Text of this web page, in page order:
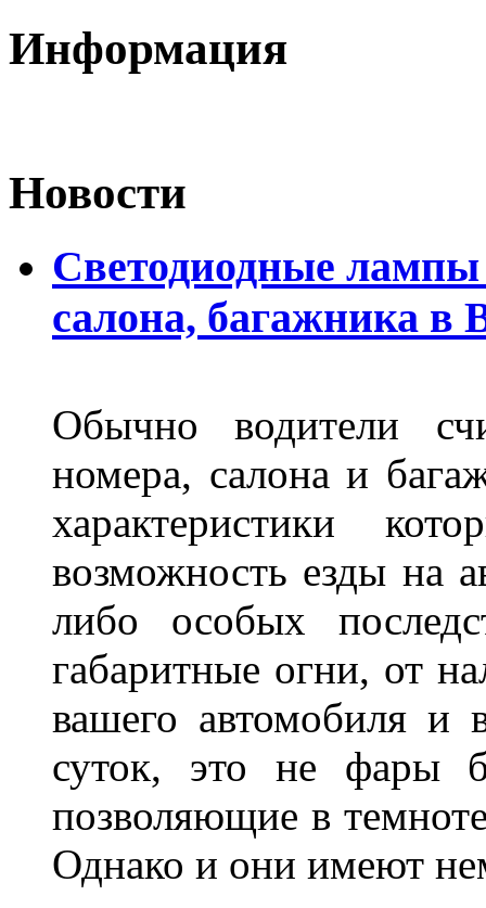
Информация
Новости
Светодиодные лампы
салона, багажника в
Обычно водители
номера, салона и
характеристики
возможность езды на
либо особых
габаритные огни, от
вашего автомобиля и
суток, это не фары
позволяющие в
Однако и они имеют